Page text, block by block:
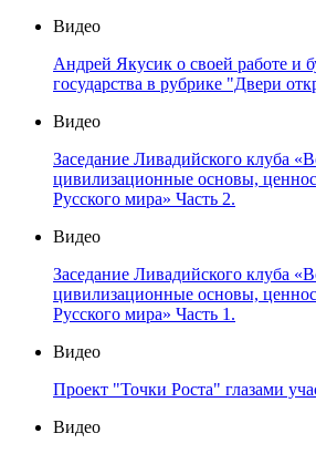
Видео
Андрей Якусик о своей работе и
государства в рубрике "Двери
Видео
Заседание Ливадийского клуба
цивилизационные основы,
Русского мира» Часть 2.
Видео
Заседание Ливадийского клуба
цивилизационные основы,
Русского мира» Часть 1.
Видео
Проект "Точки Роста" глазами
Видео